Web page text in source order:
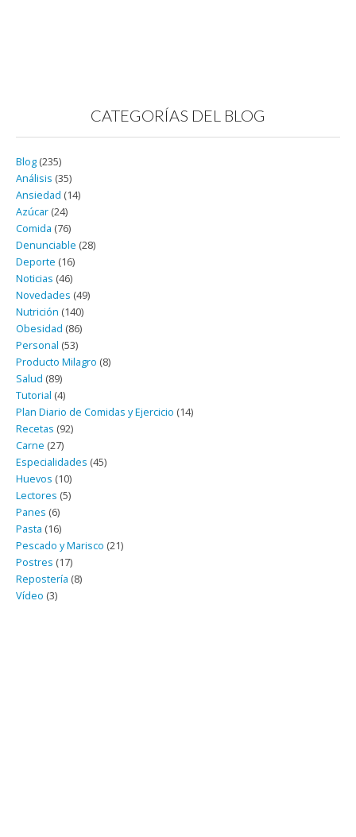
CATEGORÍAS DEL BLOG
Blog (235)
Análisis (35)
Ansiedad (14)
Azúcar (24)
Comida (76)
Denunciable (28)
Deporte (16)
Noticias (46)
Novedades (49)
Nutrición (140)
Obesidad (86)
Personal (53)
Producto Milagro (8)
Salud (89)
Tutorial (4)
Plan Diario de Comidas y Ejercicio (14)
Recetas (92)
Carne (27)
Especialidades (45)
Huevos (10)
Lectores (5)
Panes (6)
Pasta (16)
Pescado y Marisco (21)
Postres (17)
Repostería (8)
Vídeo (3)